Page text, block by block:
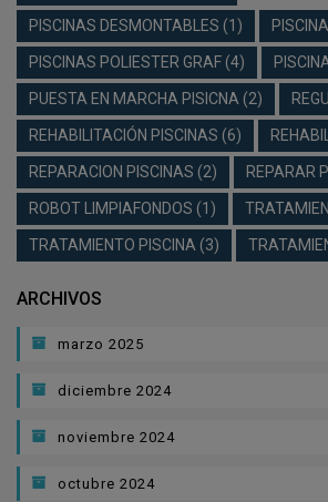
PISCINAS DESMONTABLES (1)
PISCINAS POLIESTER GRAF (4)
PUESTA EN MARCHA PISICNA (2)
REHABILITACIÓN PISCINAS (6)
REPARACION PISCINAS (2) REPARAR
ROBOT LIMPIAFONDOS (1)
TRATAMIENTO PISCINA (3)
ARCHIVOS
marzo 2025
diciembre 2024
noviembre 2024
octubre 2024